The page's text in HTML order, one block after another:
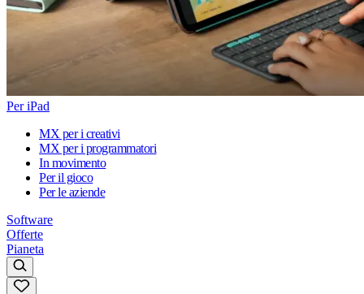
Per iPad
MX per i creativi
MX per i programmatori
In movimento
Per il gioco
Per le aziende
Software
Offerte
Pianeta